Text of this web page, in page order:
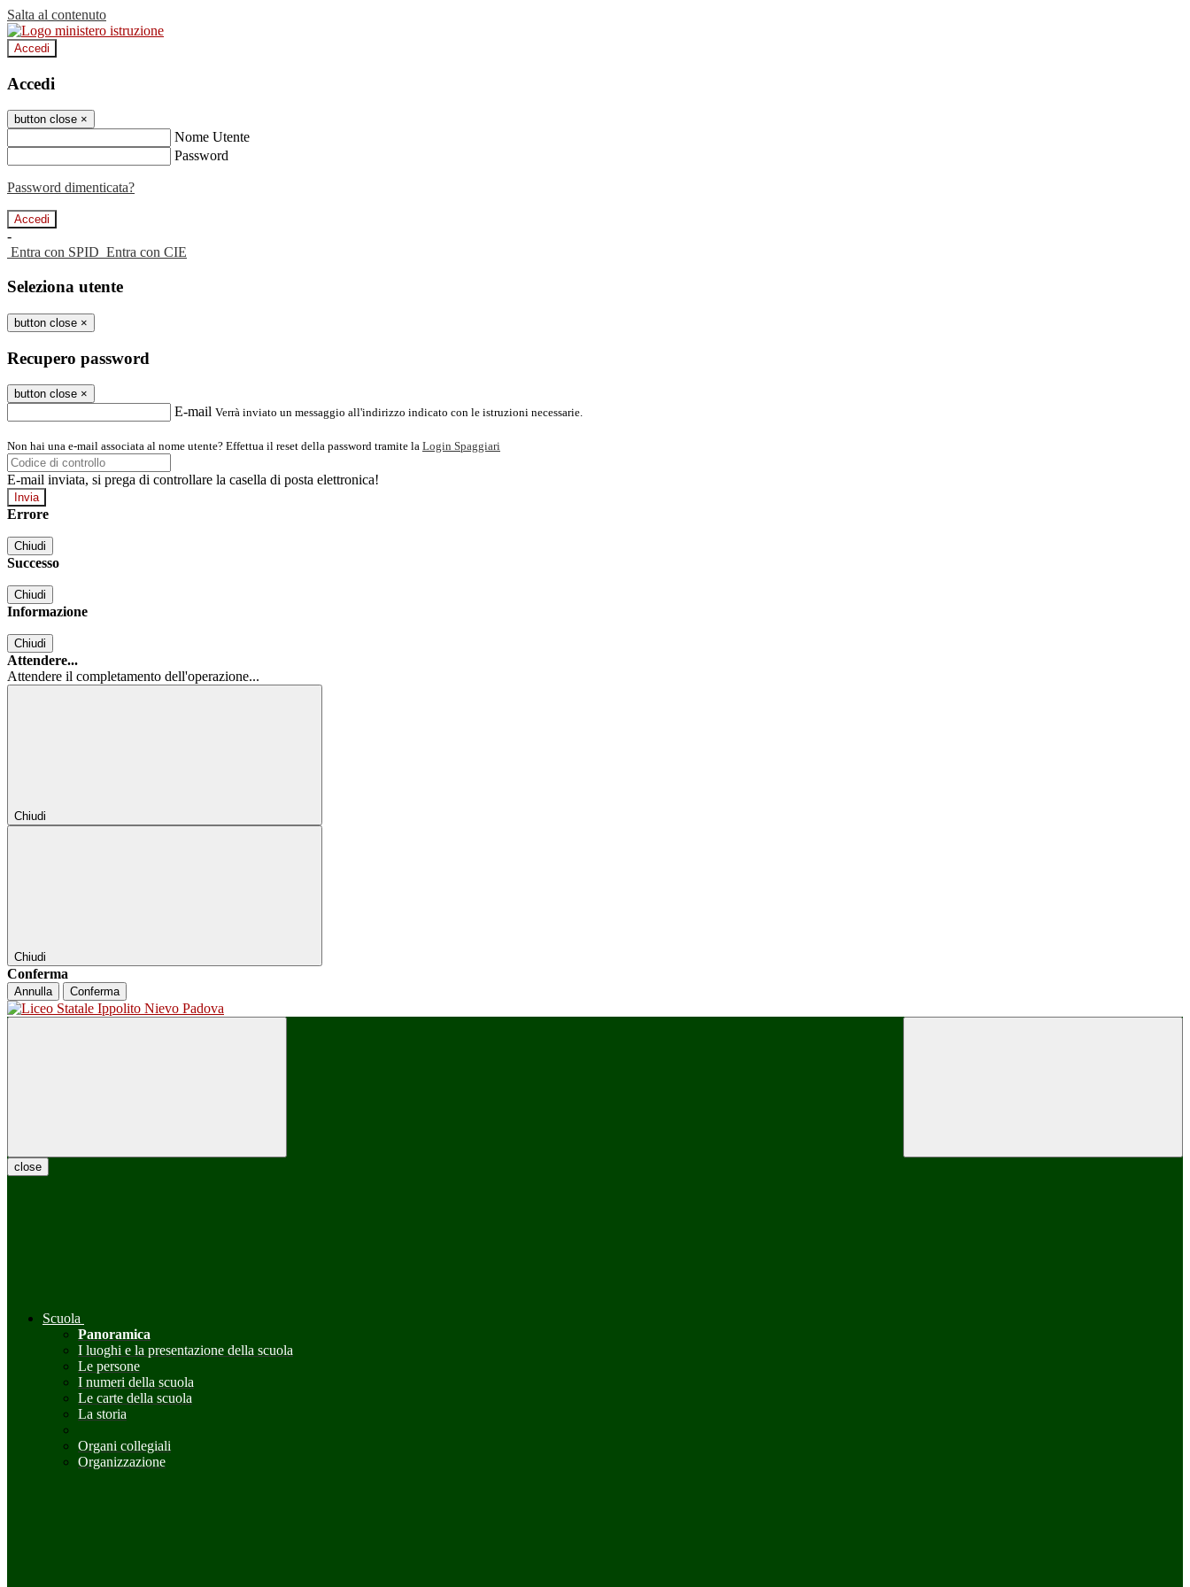
Salta al contenuto
Accedi
Accedi
button close ×
Nome Utente
Password
Password dimenticata?
-
Entra con SPID Entra con CIE
Seleziona utente
button close ×
Recupero password
button close ×
E-mail Verrà inviato un messaggio all'indirizzo indicato con le istruzioni necessarie.
Non hai una e-mail associata al nome utente? Effettua il reset della password tramite la Login Spaggiari
E-mail inviata, si prega di controllare la casella di posta elettronica!
Errore
Chiudi
Successo
Chiudi
Informazione
Chiudi
Attendere...
Attendere il completamento dell'operazione...
Chiudi
Chiudi
Conferma
Annulla Conferma
close
Scuola
Panoramica
I luoghi e la presentazione della scuola
Le persone
I numeri della scuola
Le carte della scuola
La storia
Organi collegiali
Organizzazione